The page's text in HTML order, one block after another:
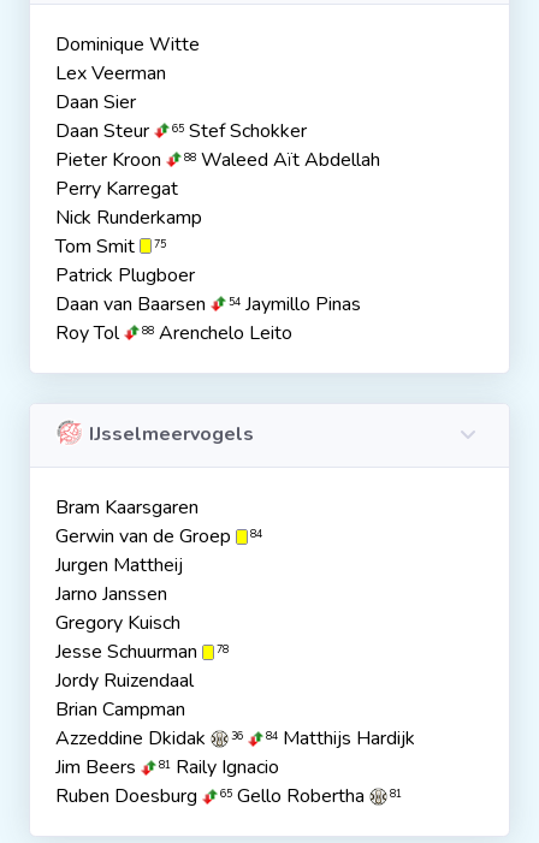
Dominique Witte
Lex Veerman
Daan Sier
Daan Steur
65 Stef Schokker
Pieter Kroon
88 Waleed Aït Abdellah
Perry Karregat
Nick Runderkamp
Tom Smit
75
Patrick Plugboer
Daan van Baarsen
54 Jaymillo Pinas
Roy Tol
88 Arenchelo Leito
IJsselmeervogels
Bram Kaarsgaren
Gerwin van de Groep
84
Jurgen Mattheij
Jarno Janssen
Gregory Kuisch
Jesse Schuurman
78
Jordy Ruizendaal
Brian Campman
Azzeddine Dkidak
36 84 Matthijs Hardijk
Jim Beers
81 Raily Ignacio
Ruben Doesburg
65 Gello Robertha 81